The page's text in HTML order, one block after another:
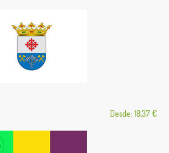
Desde: 18,37 €